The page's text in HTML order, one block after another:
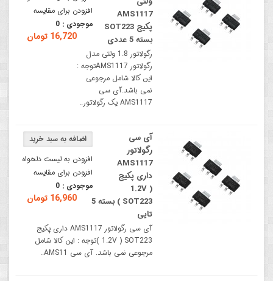
افزودن برای مقایسه
موجودی : 0
16,720 تومان
AMS1117
پکیج SOT223
بسته 5 عددی
رگولاتور 1.8 ولتی مدل
رگولاتور AMS1117توجه :
این کالا شامل مرجوعی
نمی باشد.آی سی
AMS1117 یک رگولاتور..
افزودن به لیست دلخواه
افزودن برای مقایسه
موجودی : 0
16,960 تومان
آی سی
رگولاتور
AMS1117
داری پکیج
1.2V )
SOT223 ) بسته 5
تایی
آی سی رگولاتور AMS1117 داری پکیج
1.2V ) SOT223 )توجه : این کالا شامل
مرجوعی نمی باشد. آی سی AMS11..